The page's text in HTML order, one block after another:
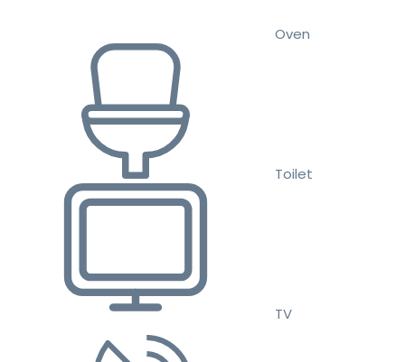
Oven
Toilet
TV